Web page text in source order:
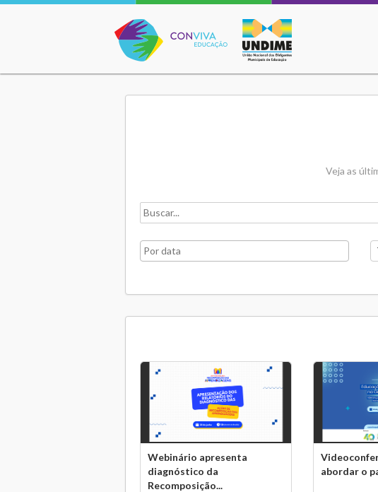
Conviva Educação
Veja as
Webinário apresenta
diagnóstico da
Recomposição...
abordar o